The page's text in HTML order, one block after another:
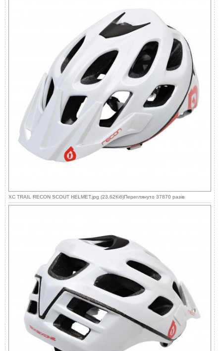
XC TRAIL RECON SCOUT HELMET.jpg (23.62Кіб)Переглянуто 37870 разів